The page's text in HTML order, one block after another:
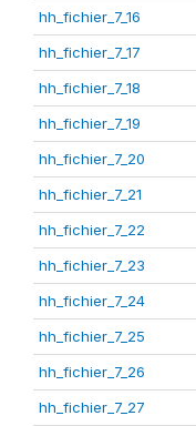
hh_fichier_7_16
hh_fichier_7_17
hh_fichier_7_18
hh_fichier_7_19
hh_fichier_7_20
hh_fichier_7_21
hh_fichier_7_22
hh_fichier_7_23
hh_fichier_7_24
hh_fichier_7_25
hh_fichier_7_26
hh_fichier_7_27